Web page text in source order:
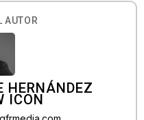
AUTOR
HERNÁNDEZ